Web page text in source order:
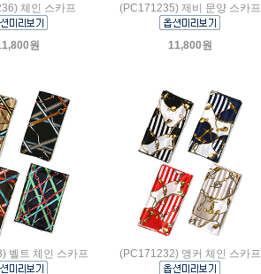
체인 스카프
원
(PC171235) 제비 문양 스카프
11,800원
벨트 체인 스카프 (PC171232) 앵커 체인 스카프